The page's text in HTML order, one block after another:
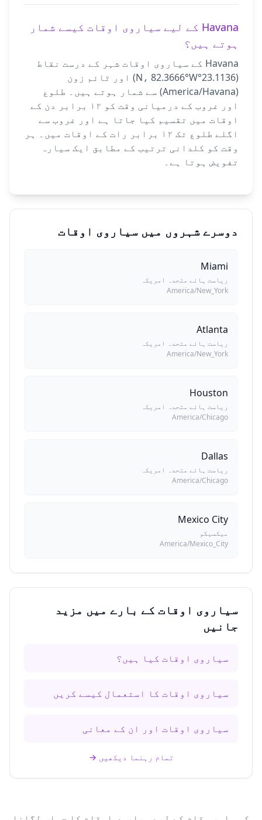
Havana کے لیے سیاروی اوقات کیسے شمار
ہوتے ہیں؟
Havana کے سیاروی اوقات شہر کے درست نقاط
(23.1136°N، 82.3666°W) اور ٹائم زون
(America/Havana) سے شمار ہوتے ہیں۔ طلوع
اور غروب کے درمیانی وقت کو ۱۲ برابر دن کے
اوقات میں تقسیم کیا جاتا ہے اور غروب سے
اگلے طلوع تک ۱۲ برابر رات کے اوقات میں۔ ہر
وقت کو کلدانی ترتیب کے مطابق ایک سیارہ
تفویض ہوتا ہے۔
دوسرے شہروں میں سیاروی اوقات
Miami
ریاست ہائے متحدہ امریکہ
America/New_York
Atlanta
ریاست ہائے متحدہ امریکہ
America/New_York
Houston
ریاست ہائے متحدہ امریکہ
America/Chicago
Dallas
ریاست ہائے متحدہ امریکہ
America/Chicago
Mexico City
میکسیکو
America/Mexico_City
سیاروی اوقات کے بارے میں مزید
جانیں
سیاروی اوقات کیا ہیں؟
سیاروی اوقات کا استعمال کیسے کریں
سیاروی اوقات اور ان کے معانی
تمام رہنما دیکھیں →